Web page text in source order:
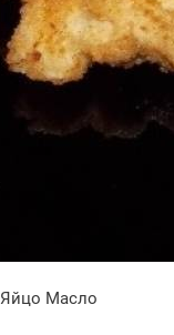
Яйцо Масло